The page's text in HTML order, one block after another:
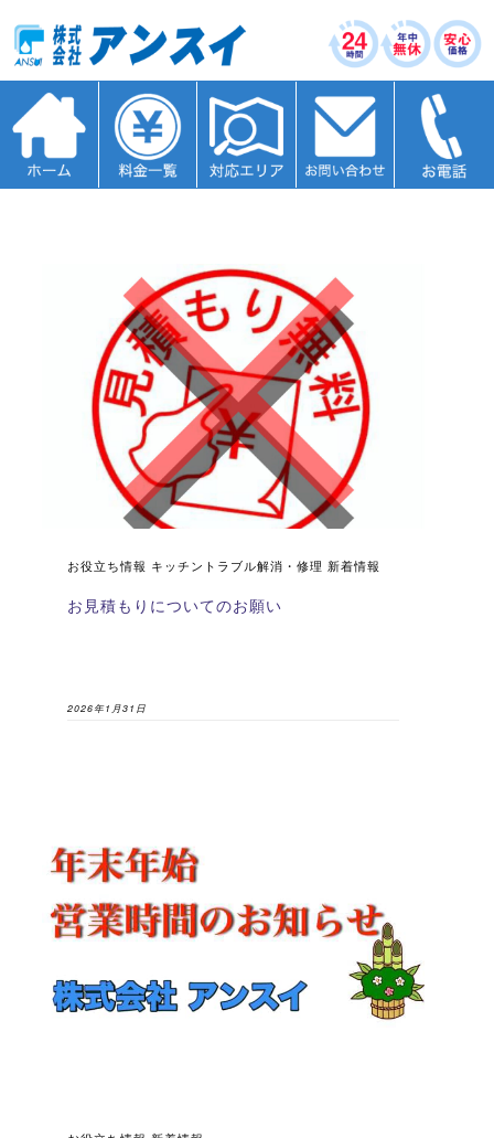
お役立ち情報 キッチントラブル解消・修理 新着情報
お見積もりについてのお願い
2026年1月31日